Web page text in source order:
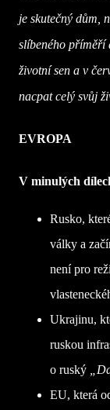
je skutečný dům,
slíbeného příměří
životní sen a v
nacpat celý svůj
EVROPA
V minulých
Rusko,
války a
není pro
Ukrajinu,
ruskou
o ruský
EU, která